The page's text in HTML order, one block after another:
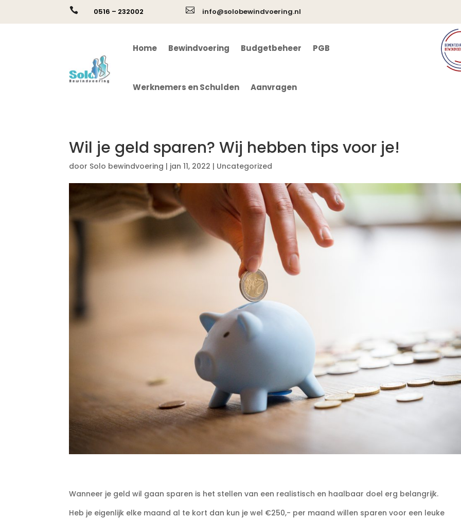
 0516 – 232002  info@solobewindvoering.nl
Home Bewindvoering Budgetbeheer PGB
Werknemers en Schulden Aanvragen
Wil je geld sparen? Wij hebben tips voor je!
door Solo bewindvoering | jan 11, 2022 | Uncategorized
Wanneer je geld wil gaan sparen is het stellen van een realistisch en haalbaar doel erg belangrijk.
Heb je eigenlijk elke maand al te kort dan kun je wel €250,- per maand willen sparen voor een leuke